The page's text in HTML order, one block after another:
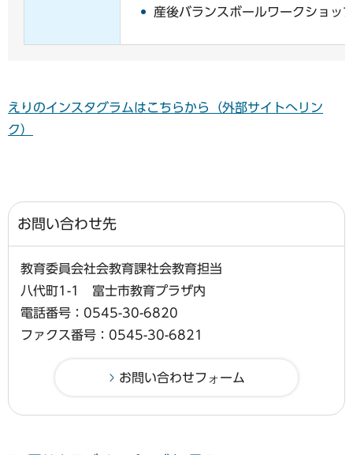
産後バランスボールワークショッ
えりのインスタグラムはこちらから（外部サイトへリン
ク）
お問い合わせ先
教育委員会社会教育課社会教育担当
八代町1-1 富士市教育プラザ内
電話番号：0545-30-6820
ファクス番号：0545-30-6821